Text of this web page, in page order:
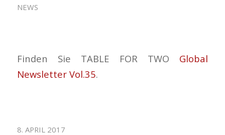
NEWS
Finden Sie TABLE FOR TWO Global
Newsletter Vol.35.
8. APRIL 2017